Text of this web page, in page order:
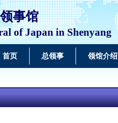
事馆
of Japan in Shenyang
首页 总领事 领馆介绍